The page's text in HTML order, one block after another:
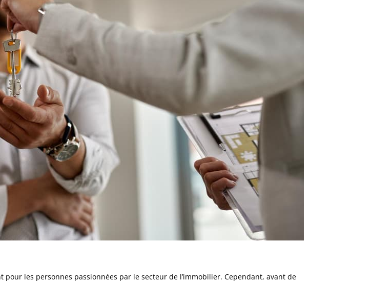
les personnes passionnées par le secteur de l’immobilier. Cependant, avant de